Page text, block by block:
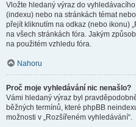
Vložte hledaný výraz do
(indexu) nebo na stránkách témat
přejít kliknutím na odkaz (nebo ikonu)
na všech stránkách fóra. Jakým
na použitém vzhledu fóra.
Nahoru
Proč moje vyhledávání nic nenašlo?
Vámi hledaný výraz byl
běžných termínů, které phpBB
možnosti v „Rozšířeném vyhledávání“.